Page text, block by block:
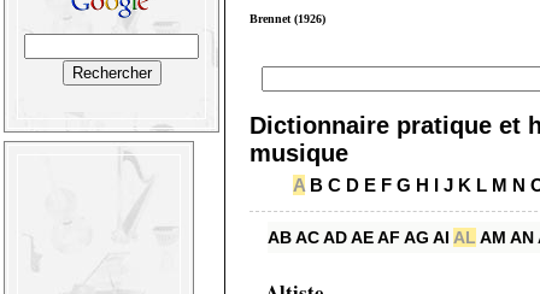
Brennet (1926)
Dictionnaire pratique et
musique
A B C D E F G H I J K L M N
ABACADAEAF AG AI AL AM AN